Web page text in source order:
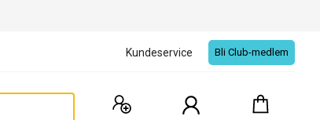
Kundeservice Bli Club-medlem
Handlekurv
0